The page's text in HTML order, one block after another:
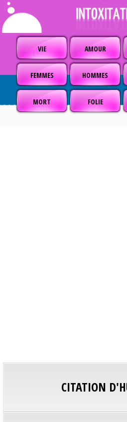
VIE AMOUR
FEMMES HOMMES
MORT FOLIE
CITATION